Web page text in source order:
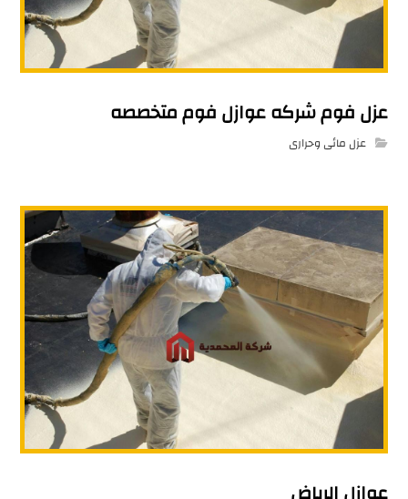
عزل فوم شركه عوازل فوم متخصصه
عزل مائى وحرارى